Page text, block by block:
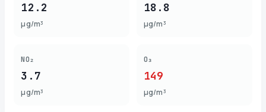
12.2
µg/m³
18.8
µg/m³
NO₂
3.7
µg/m³
O₃
149
µg/m³